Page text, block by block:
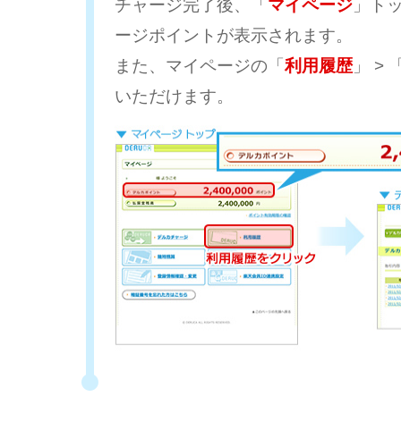
チャージ完了後、「 マイページ 」ト
ージポイントが表示されます。
また、マイページの「利用履歴」 >
いただけます。